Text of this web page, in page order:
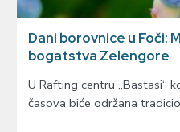
Dani borovnice u Foči:
bogatstva Zelengore
U Rafting centru „Bastasi“
časova biće održana